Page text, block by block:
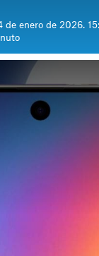
de enero de 2026.